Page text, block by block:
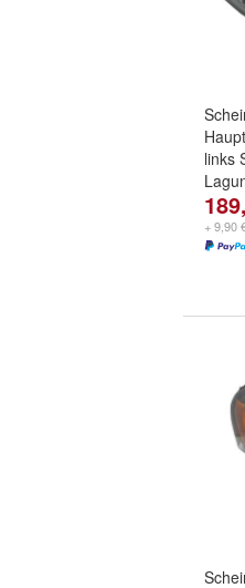
links
+ 9,90